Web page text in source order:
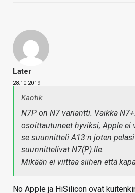
Later
28.10.2019
Kaotik
N7P on N7 variantti. Vaikka
osoittautuneet hyviksi, Apple ei
se suunnitteli A13:n joten
suunnittelivat N7(P):lle.
Mikään ei viittaa siihen että
No Apple ja HiSilicon ovat